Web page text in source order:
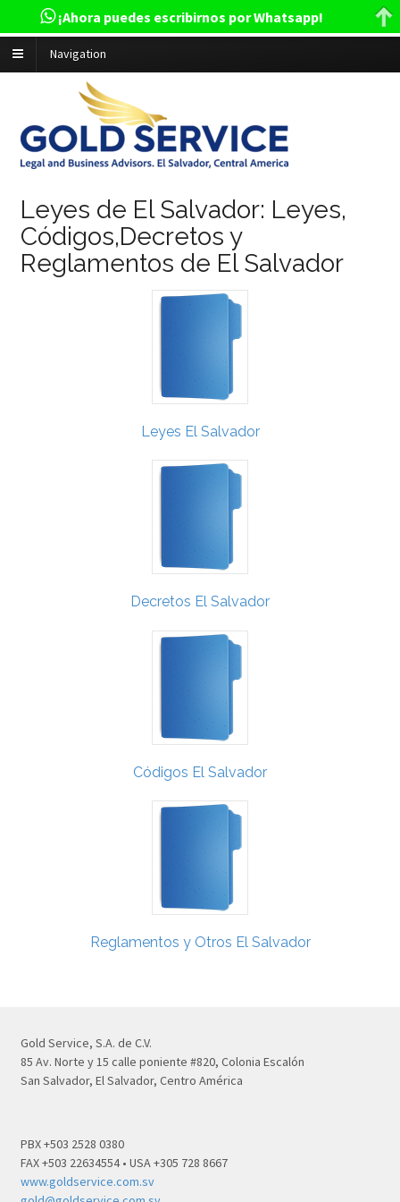
Navigation
Leyes de El Salvador: Leyes,
Códigos,Decretos y
Reglamentos de El Salvador
Leyes El Salvador
Decretos El Salvador
Códigos El Salvador
Reglamentos y Otros El Salvador
Gold Service, S.A. de C.V.
85 Av. Norte y 15 calle poniente #820, Colonia Escalón
San Salvador, El Salvador, Centro América
PBX +503 2528 0380
FAX +503 22634554 • USA +305 728 8667
www.goldservice.com.sv
¡Ahora puedes escribirnos por Whatsapp!